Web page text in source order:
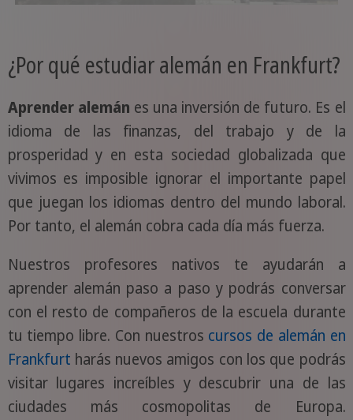
¿Por qué estudiar alemán en Frankfurt?
Aprender alemán es una inversión de futuro. Es el
idioma de las finanzas, del trabajo y de la
prosperidad y en esta sociedad globalizada que
vivimos es imposible ignorar el importante papel
que juegan los idiomas dentro del mundo laboral.
Por tanto, el alemán cobra cada día más fuerza.
Nuestros profesores nativos te ayudarán a
aprender alemán paso a paso y podrás conversar
con el resto de compañeros de la escuela durante
tu tiempo libre. Con nuestros cursos de alemán en
Frankfurt harás nuevos amigos con los que podrás
visitar lugares increíbles y descubrir una de las
ciudades más cosmopolitas de Europa.